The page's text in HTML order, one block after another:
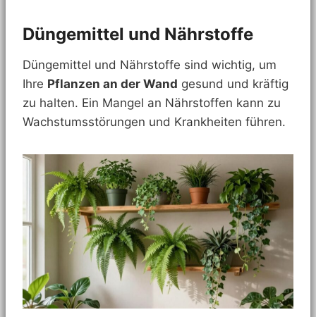
Düngemittel und Nährstoffe
Düngemittel und Nährstoffe sind wichtig, um
Ihre Pflanzen an der Wand gesund und kräftig
zu halten. Ein Mangel an Nährstoffen kann zu
Wachstumsstörungen und Krankheiten führen.